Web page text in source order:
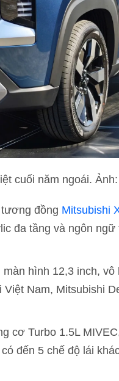
cuối năm ngoái.
đồng Mitsubishi
đa tầng và ngôn ngữ
hình 12,3 inch,
Nam, Mitsubishi
cơ Turbo 1.5L
đến 5 chế độ lái